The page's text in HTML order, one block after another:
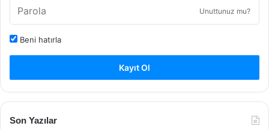
Unuttunuz mu?
Beni hatırla
Kayıt Ol
Son Yazılar